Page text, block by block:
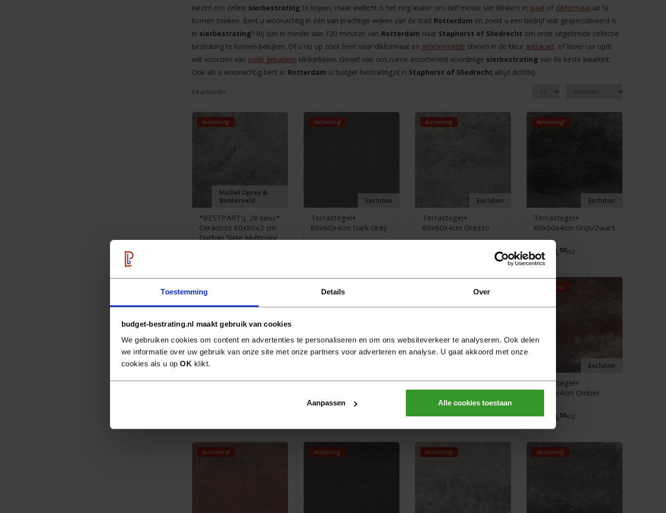
Toestemming Details Over
budget-bestrating.nl maakt gebruik van cookies
We gebruiken cookies om content en advertenties te personaliseren en om ons websiteverkeer te analyseren. Ook delen
we informatie over uw gebruik van onze site met onze partners voor adverteren en analyse. U gaat akkoord met onze
cookies als u op OK klikt.
Aanpassen Alle cookies toestaan
kiezen om online sierbestrating te kopen, maar wellicht is het nog leuker om zelf mooie sier klinkers in waal of dikformaat uit te
komen zoeken. Bent u woonachtig in één van prachtige wijken van de stad Rotterdam en zoekt u een bedrijf wat gespecialiseerd is
in sierbestrating? Rij dan in minder dan 130 minuten van Rotterdam naar Staphorst of Sliedrecht om onze uitgebreide collectie
bestrating te komen bekijken. Of u nu op zoek bent naar dikformaat en getrommelde stenen in de kleur antraciet, of liever uw oprit
wilt voorzien van oude gebakken klinkerkeien. Geniet van ons ruime assortiment voordelige sierbestrating van de beste kwaliteit.
Ook als u woonachtig bent in Rotterdam is budget-bestrating.nl in Staphorst of Sliedrecht altijd dichtbij.
64 artikelen
Michel Oprey &
Beisterveld
Aanbieding!
*RESTPARTIJ, 2e keus*
Ceradoss 80x80x2 cm
Durban Slate Multicolor
Excluton
Aanbieding!
Terrastegel+
60x60x4cm Dark Grey
Excluton
Aanbieding!
Terrastegel+
60x60x4cm Grezzo
Excluton
Aanbieding!
Terrastegel+
60x60x4cm Grijs/Zwart
25, 24,50m2
Terrastegel+
Terrastegel+
Terrastegel+
60x60x4cm Nero
25,9524,50m2
Excluton
Aanbieding!
Terrastegel+
60x60x4cm Omber
25,95 24,50m2
Aanbieding! Aanbieding! Aanbieding! Aanbieding!